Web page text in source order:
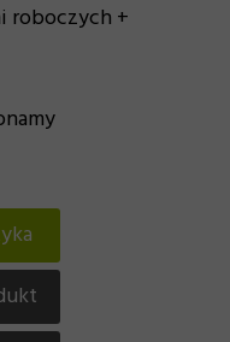
roboczych +